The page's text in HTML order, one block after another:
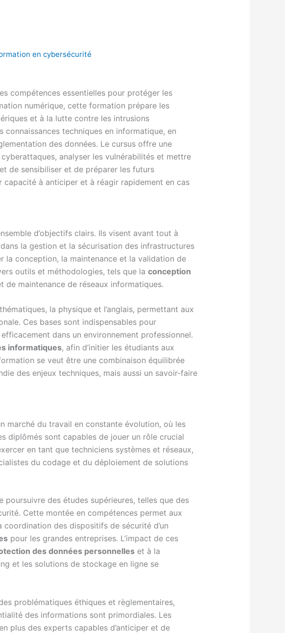
en cybersécurité
compétences essentielles pour protéger les
numérique, cette formation prépare les
et à la lutte contre les intrusions
techniques en informatique, en
des données. Le cursus offre une
analyser les vulnérabilités et mettre
de sensibiliser et de préparer les futurs
à anticiper et à réagir rapidement en cas
d’objectifs clairs. Ils visent avant tout à
la gestion et la sécurisation des infrastructures
la conception, la maintenance et la validation de
outils et méthodologies, tels que la conception
de maintenance de réseaux informatiques.
la physique et l’anglais, permettant aux
Ces bases sont indispensables pour
dans un environnement professionnel.
informatiques, afin d’initier les étudiants aux
se veut être une combinaison équilibrée
des enjeux techniques, mais aussi un savoir-faire
marché du travail en constante évolution, où les
diplômés sont capables de jouer un rôle crucial
en tant que techniciens systèmes et réseaux,
du codage et du déploiement de solutions
des études supérieures, telles que des
Cette montée en compétences permet aux
des dispositifs de sécurité d’un
pour les grandes entreprises. L’impact de ces
des données personnelleset à la
et les solutions de stockage en ligne se
problématiques éthiques et règlementaires,
des informations sont primordiales. Les
plus des experts capables d’anticiper et de